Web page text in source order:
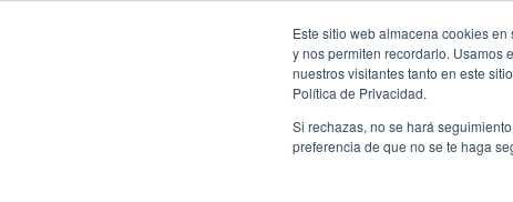
Este sitio web almacena cookies
y nos permiten recordarlo. Usamos
nuestros visitantes tanto en este
Política de Privacidad.
Si rechazas, no se hará
preferencia de que no se te haga